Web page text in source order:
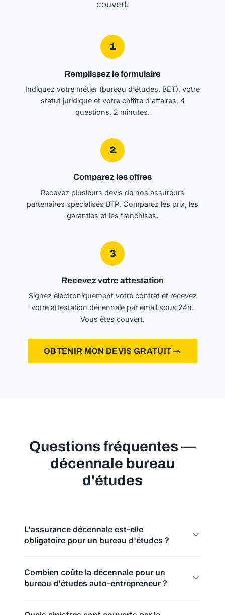
couvert.
1
Remplissez le formulaire
Indiquez votre métier (bureau d'études, BET), votre
statut juridique et votre chiffre d'affaires. 4
questions, 2 minutes.
2
Comparez les offres
Recevez plusieurs devis de nos assureurs
partenaires spécialisés BTP. Comparez les prix, les
garanties et les franchises.
3
Recevez votre attestation
Signez électroniquement votre contrat et recevez
votre attestation décennale par email sous 24h.
Vous êtes couvert.
OBTENIR MON DEVIS GRATUIT →
Questions fréquentes —
décennale bureau
d'études
L'assurance décennale est-elle
obligatoire pour un bureau d'études ?
Combien coûte la décennale pour un
bureau d'études auto-entrepreneur ?